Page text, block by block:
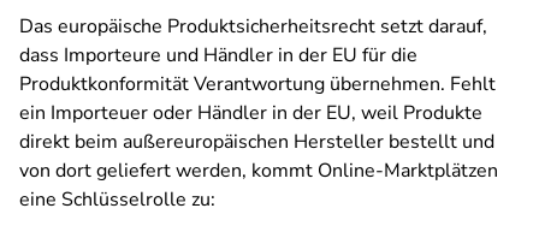
Das europäische Produktsicherheitsrecht setzt darauf,
dass Importeure und Händler in der EU für die
Produktkonformität Verantwortung übernehmen. Fehlt
ein Importeuer oder Händler in der EU, weil Produkte
direkt beim außereuropäischen Hersteller bestellt und
von dort geliefert werden, kommt Online-Marktplätzen
eine Schlüsselrolle zu: